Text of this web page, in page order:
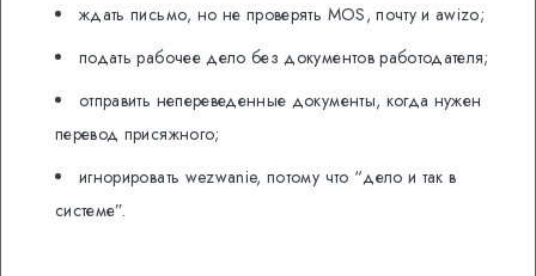
ждать письмо, но не проверять MOS, почту и awizo;
подать рабочее дело без документов работодателя;
отправить непереведенные документы, когда нужен
перевод присяжного;
игнорировать wezwanie, потому что “дело и так в
системе”.